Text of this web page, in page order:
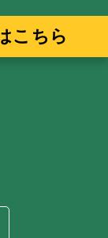
こちら